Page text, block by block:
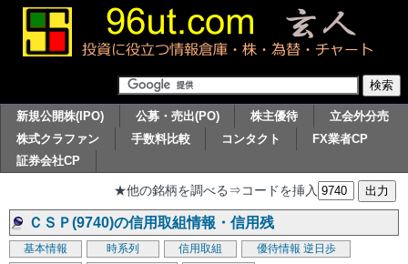
新規公開株(IPO) 公募・売出(PO) 株主優待
立会外分売
株式クラファン
手数料比較 コンタクト
FX業者CP
証券会社CP
★他の銘柄を調べる⇒コードを挿入
ＣＳＰ(9740)の信用取組情報・信用残
基本情報 時系列 信用取組 優待情報 逆日歩